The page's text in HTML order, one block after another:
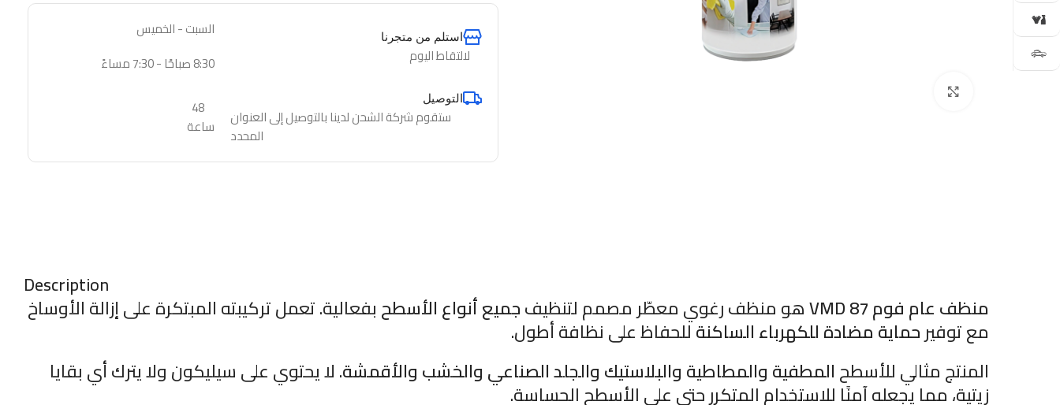
استلم من متجرنا
لالتقاط اليوم
السبت - الخميس
8:30 صباحًا - 7:30 مساءً
التوصيل
ستقوم شركة الشحن لدينا بالتوصيل إلى العنوان
المحدد
48
ساعة
Description
منظف عام فوم VMD 87 هو منظف رغوي معطّر مصمم لتنظيفجميع أنواع الأسطحبفعالية. تعمل تركيبته المبتكرة على إزالة الأوساخ
مع توفيرحماية مضادة للكهرباء الساكنةللحفاظ على نظافة أطول.
المنتج مثالي للأسطحالمطفية والمطاطية والبلاستيك والجلد الصناعي والخشب والأقمشة. لا يحتوي على سيليكون ولا يترك أي بقايا
زيتية، مما يجعله آمنًا للاستخدام المتكرر حتى على الأسطح الحساسة.